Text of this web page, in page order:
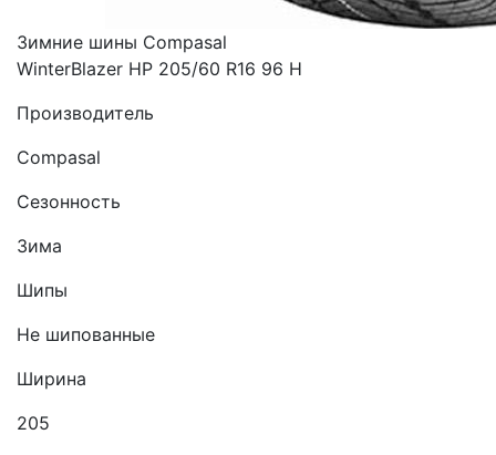
Зимние шины Compasal
WinterBlazer HP 205/60 R16 96 H
Производитель
Compasal
Сезонность
Зима
Шипы
Не шипованные
Ширина
205